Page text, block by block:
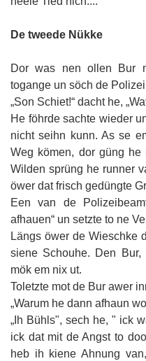
De tweede Nükke
Dor was nen ollen Bur
togange un söch de
„Son Schiet!“ dacht he,
He föhrde sachte wieder
nicht seihn kunn. As se
Weg kömen, dor güng
Wilden sprüng he runner
öwer dat frisch gedüngte
Een van de
afhauen“ un setzte to ne
Längs öwer de Wieschke
siene Schouhe. Den
mök em nix ut.
Toletzte mot de Bur awer
„Warum he dann afhaun
„Ih Bühls", sech he, " ick
ick dat mit de Angst to
heb ih kiene Ahnung